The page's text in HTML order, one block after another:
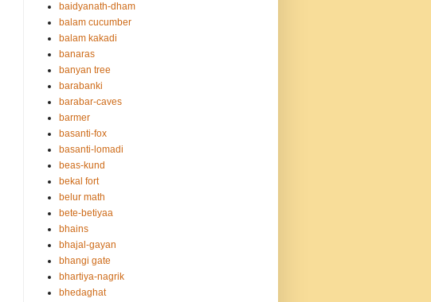
baidyanath-dham
balam cucumber
balam kakadi
banaras
banyan tree
barabanki
barabar-caves
barmer
basanti-fox
basanti-lomadi
beas-kund
bekal fort
belur math
bete-betiyaa
bhains
bhajal-gayan
bhangi gate
bhartiya-nagrik
bhedaghat